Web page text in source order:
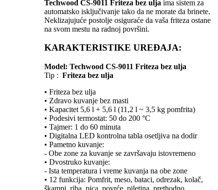
Techwood CS-9011 Friteza bez ulja ima sistem za
automatsko isključivanje tako da ne morate da brinete.
Neklizajujuće postolje osiguraće da vaša friteza ostane
na svom mestu na radnoj površini.
KARAKTERISTIKE UREĐAJA:
Model: Techwood CS-9011 Friteza bez ulja
Tip : Friteza bez ulja
• Friteza bez ulja
• Zdravo kuvanje bez masti
• Kapacitet 5,6 l + 5,6 l (11,2 l ~ 3,5 kg pomfrita)
• Podesivi termostat: 50 do 200 °C
• Tajmer: 1 do 60 minuta
• Digitalna LED kontrolna tabla osetljiva na dodir
• Pametno kuvanje:
- Obe zone za kuvanje se završavaju istovremeno
• Dvostruko kuvanje:
- Ista temperatura i vreme kuvanja na obe zone
• 12 funkcija: Pomfrit, meso, bataci, odrezak, kolač,